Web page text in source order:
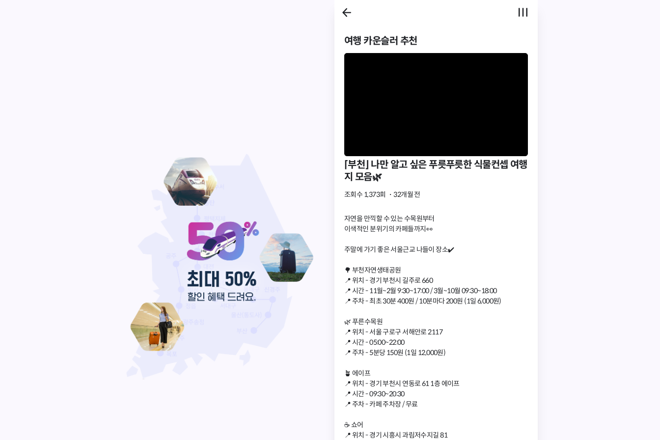
여행 카운슬러 추천
⌈부천⌋ 나만 알고 싶은 푸릇푸릇한 식물컨셉 여행
지 모음🌿
조회수 1,373회 ・32개월 전
자연을 만끽할 수 있는 수목원부터
이색적인 분위기의 카페들까지👀
주말에 가기 좋은 서울근교 나들이 장소✔️
🌳 부천자연생태공원
📍 위치 - 경기 부천시 길주로 660
📍 시간 - 11월~2월 9:30~17:00 / 3월~10월 09:30~18:00
📍 주차 - 최초 30분 400원 / 10분마다 200원 (1일 6,000원)
🌿 푸른수목원
📍 위치 - 서울 구로구 서해안로 2117
📍 시간 - 05:00~22:00
📍 주차 - 5분당 150원 (1일 12,000원)
🪴 에이프
📍 위치 - 경기 부천시 연동로 61 1층 에이프
📍 시간 - 09:30~20:30
📍 주차 - 카페 주차장 / 무료
☕️ 쇼어
📍 위치 - 경기 시흥시 과림저수지길 81